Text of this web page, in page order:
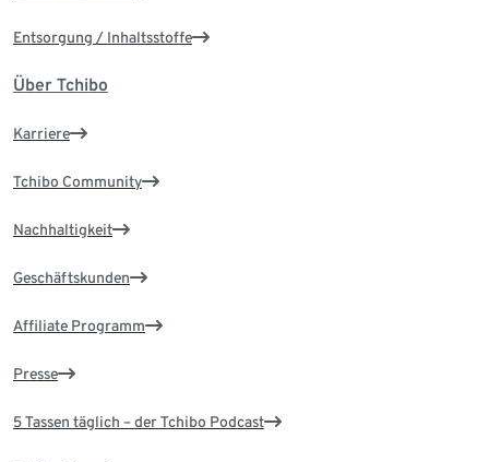
Entsorgung / Inhaltsstoffe
Über Tchibo
Karriere
Tchibo Community
Nachhaltigkeit
Geschäftskunden
Affiliate Programm
Presse
5 Tassen täglich – der Tchibo Podcast